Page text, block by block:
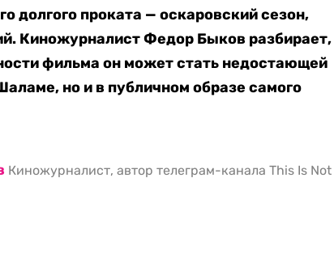
долгого проката — оскаровский сезон,
Киножурналист Федор Быков разбирает,
фильма он может стать недостающей
но и в публичном образе самого
Киножурналист, автор телеграм-канала This Is Not